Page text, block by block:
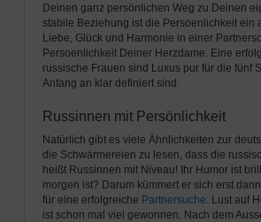
Deinen ganz persönlichen Weg zu Deinen
stabile Beziehung ist die Persoenlichkeit ein
Liebe, Glück und Harmonie in einer
Persoenlichkeit Deiner Herzdame. Eine
russische Frauen sind Luxus pur für die fünf
Anfang an klar definiert sind.
Russinnen mit Persönlichkeit
Natürlich gibt es viele Ähnlichkeiten zur
die Schwärmereien zu lesen, dass die
heißt Russinnen mit Niveau! Ihr Humor ist
morgen ist? Darum kümmert er sich erst
für eine erfolgreiche Partnersuche. Lust auf
ist schon mal viel gewonnen. Nach dem